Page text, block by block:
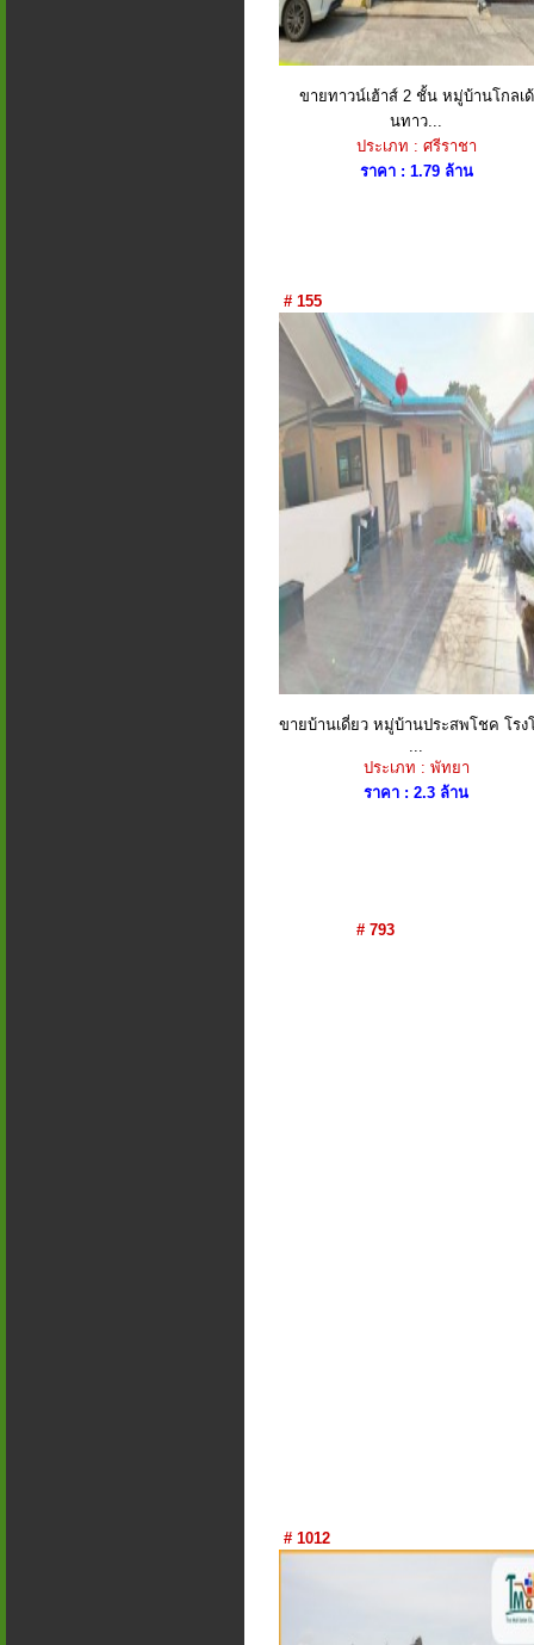
ขายทาวน์เฮ้าส์ 2 ชั้น หมู่บ้านโกลเด้
นทาว...
ประเภท : ศรีราชา
ราคา : 1.79 ล้าน
# 155
ขายบ้านเดี่ยว หมู่บ้านประสพโชค โรง
ประเภท : พัทยา
ราคา : 2.3 ล้าน
# 793
# 1012